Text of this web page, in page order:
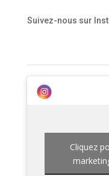
Suivez-nous sur
Cliquez